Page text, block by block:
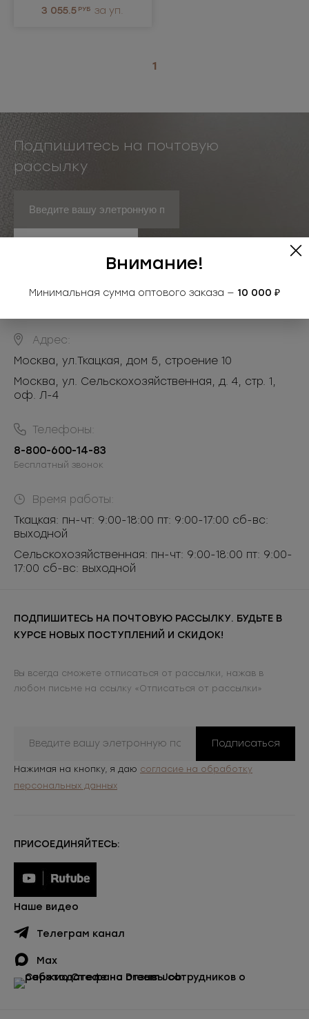
3 055.5 РУБ за уп.
1
Подпишитесь на почтовую
рассылку
Адрес:
Москва, ул.Ткацкая, дом 5, строение 10
Москва, ул. Сельскохозяйственная, д. 4, стр. 1,
оф. Л-4
Телефоны:
8-800-600-14-83
Бесплатный звонок
Время работы:
Ткацкая: пн-чт: 9:00-18:00 пт: 9:00-17:00 сб-вс:
выходной
Сельскохозяйственная: пн-чт: 9:00-18:00 пт: 9:00-
17:00 сб-вс: выходной
ПОДПИШИТЕСЬ НА ПОЧТОВУЮ РАССЫЛКУ. БУДЬТЕ В
КУРСЕ НОВЫХ ПОСТУПЛЕНИЙ И СКИДОК!
Вы всегда сможете отписаться от рассылки, нажав в
любом письме на ссылку «Отписаться от рассылки»
Подписаться
Нажимая на кнопку, я даю согласие на обработку
персональных данных
ПРИСОЕДИНЯЙТЕСЬ:
Наше видео
Телеграм канал
Max
Внимание!
Минимальная сумма оптового заказа — 10 000 ₽